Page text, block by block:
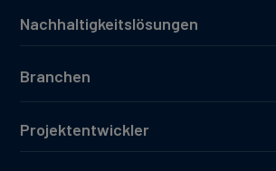
Nachhaltigkeitslösungen
Branchen
Projektentwickler